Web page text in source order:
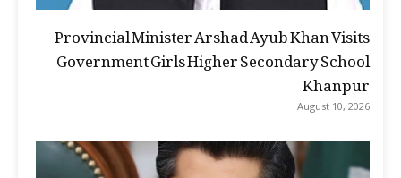
Provincial Minister Arshad Ayub Khan Visits
Government Girls Higher Secondary School
Khanpur
August 10, 2026